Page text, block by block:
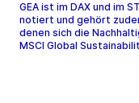
GEA ist im DAX und im
notiert und gehört
denen sich die
MSCI Global